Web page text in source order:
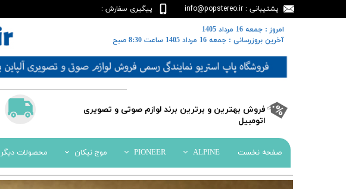
پشتیبانی : info@popstereo.ir
پیگیری سفارش :
02188457837
​فروش بهترین و برترین برند لوازم صوتی و تصویری
اتومبیل​​​​​​​
صفحه نخست ALPINE
PIONEER موج نیکان محصولات دیگر
​​امروز : جمعه 16 مرداد 1405
​​​​​​​آخرین بروزرسانی : جمعه 16 مرداد 1405 ساعت 8:30 صبح